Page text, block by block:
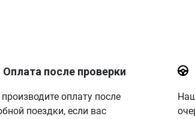
Оплата после проверки
оплату после
поездки, если вас